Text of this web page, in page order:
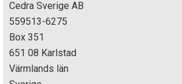
k
t
i
Cedra Sverige AB
559513-6275
Box 351
651 08 Karlstad
Värmlands län